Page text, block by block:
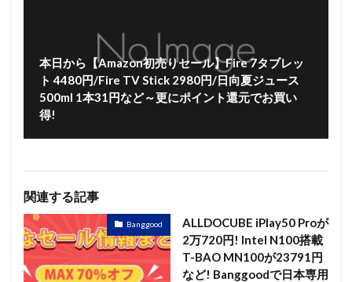
本日から【Amazon初売りセール】Fire 7タブレッ
ト 4480円/Fire TV Stick 2980円/日向夏ジュース
500ml 1本31円など～更にポイント還元でお買い
得!
関連する記事
Banggood
ALLDOCUBE iPlay50 Proが
2万720円! Intel N100搭載
T-BAO MN100が23791円
など! Banggoodで日本専用